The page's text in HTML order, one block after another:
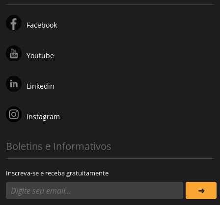
Facebook
Youtube
Linkedin
Instagram
Boletins e Informativos
Inscreva-se e receba gratuitamente